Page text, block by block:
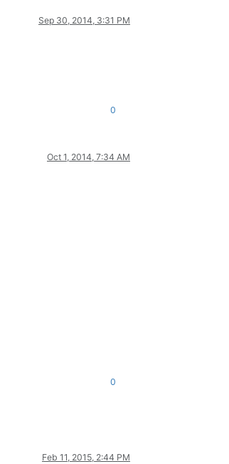
Sep 30, 2014, 3:31 PM
0
Oct 1, 2014, 7:34 AM
0
Feb 11, 2015, 2:44 PM